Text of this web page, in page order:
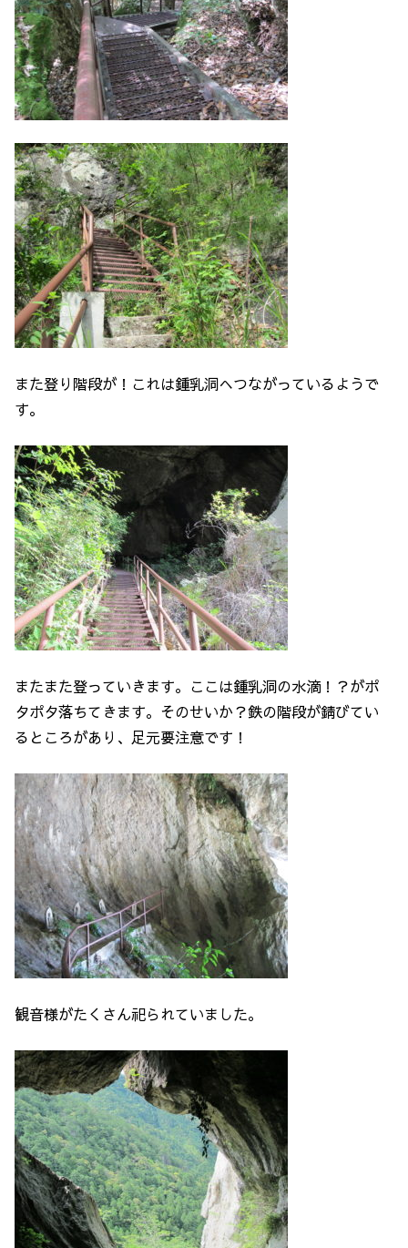
また登り階段が！これは鍾乳洞へつながっているようで
す。
またまた登っていきます。ここは鍾乳洞の水滴！？がポ
タポタ落ちてきます。そのせいか？鉄の階段が錆びてい
るところがあり、足元要注意です！
観音様がたくさん祀られていました。